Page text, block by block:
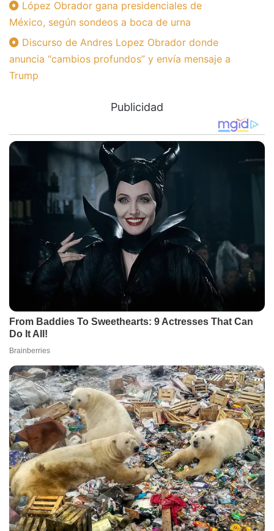
López Obrador gana presidenciales de
México, según sondeos a boca de urna
Discurso de Andres Lopez Obrador donde
anuncia “cambios profundos” y envía mensaje a
Trump
Publicidad